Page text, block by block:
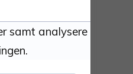
samt analysere